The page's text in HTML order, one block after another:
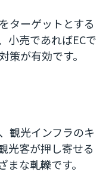
ターゲットとする
小売であればECで
策が有効です。
観光インフラのキ
光客が押し寄せる
な軋轢です。